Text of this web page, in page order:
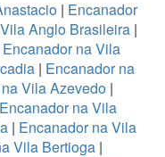
| Encanador
Anglo Brasileira|
Encanador na Vila
| Encanador na
Vila Azevedo |
Encanador na Vila
| Encanador na Vila
Vila Bertioga|